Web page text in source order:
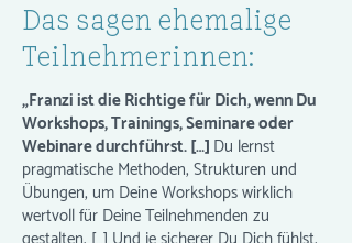
Das sagen ehemalige
Teilnehmerinnen:
„Franzi ist die Richtige für Dich, wenn Du
Workshops, Trainings, Seminare oder
Webinare durchführst. […] Du lernst
pragmatische Methoden, Strukturen und
Übungen, um Deine Workshops wirklich
wertvoll für Deine Teilnehmenden zu